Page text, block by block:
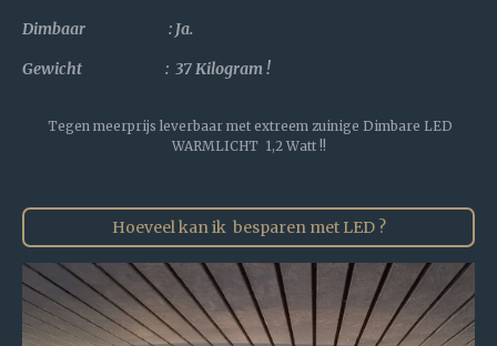
Dimbaar : Ja.
Gewicht : 37 Kilogram !
Tegen meerprijs leverbaar met extreem zuinige Dimbare LED
WARMLICHT 1,2 Watt !!
Hoeveel kan ik besparen met LED ?